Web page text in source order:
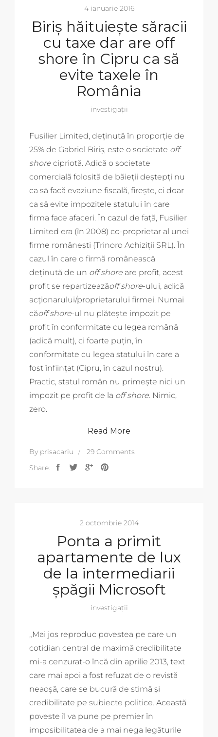
4 ianuarie 2016
Biriș hăituiește săracii
cu taxe dar are off
shore în Cipru ca să
evite taxele în
România
investigații
Fusilier Limited, deținută în proporție de
25% de Gabriel Biriș, este o societate off
shore cipriotă. Adică o societate
comercială folosită de băieții deștepți nu
ca să facă evaziune fiscală, firește, ci doar
ca să evite impozitele statului în care
firma face afaceri. În cazul de față, Fusilier
Limited era (în 2008) co-proprietar al unei
firme românești (Trinoro Achiziții SRL). În
cazul în care o firmă românească
deținută de un off shore are profit, acest
profit se repartizeazăoff shore-ului, adică
acționarului/proprietarului firmei. Numai
căoff shore-ul nu plătește impozit pe
profit în conformitate cu legea română
(adică mult), ci foarte puțin, în
conformitate cu legea statului în care a
fost înființat (Cipru, în cazul nostru).
Practic, statul român nu primește nici un
impozit pe profit de la off shore. Nimic,
zero.
Read More
By prisacariu
29 Comments
Share:
2 octombrie 2014
Ponta a primit
apartamente de lux
de la intermediarii
șpăgii Microsoft
investigații
„Mai jos reproduc povestea pe care un
cotidian central de maximă credibilitate
mi-a cenzurat-o încă din aprilie 2013, text
care mai apoi a fost refuzat de o revistă
neaoșă, care se bucură de stimă și
credibilitate pe subiecte politice. Această
poveste îl va pune pe premier în
imposibilitatea de a mai nega legăturile